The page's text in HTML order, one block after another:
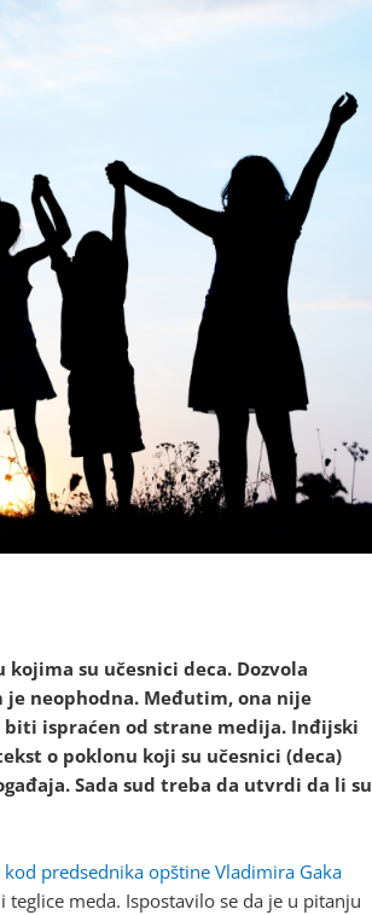
su učesnici deca. Dozvola
neophodna. Međutim, ona nije
biti ispraćen od strane medija. Inđijski
o poklonu koji su učesnici (deca)
Sada sud treba da utvrdi da li su
predsednika opštine Vladimira Gaka
meda. Ispostavilo se da je u pitanju